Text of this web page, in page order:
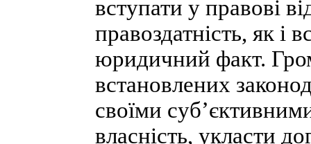
вступати у правові
правоздатність, як і
юридичний факт.
встановлених
своїми
власність, укласти